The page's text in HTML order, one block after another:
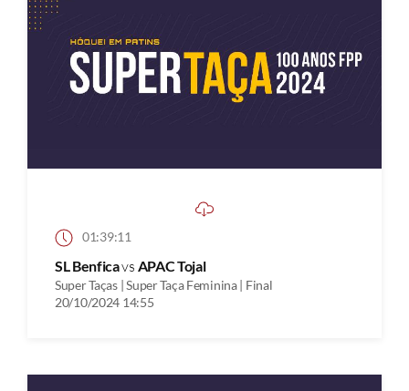
01:39:11
SL Benficavs APAC Tojal
Super Taças | Super Taça Feminina | Final
20/10/2024 14:55